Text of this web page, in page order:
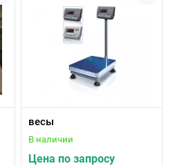
весы
В наличии
Цена по запросу